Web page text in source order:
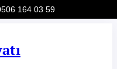
164 03 59